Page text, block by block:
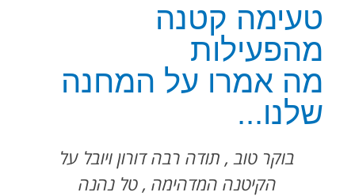
טעימה קטנה
מהפעילות
מה אמרו על המחנה
שלנו...
בוקר טוב , תודה רבה דורון ויובל על
הקיטנה המדהימה , טל נהנה